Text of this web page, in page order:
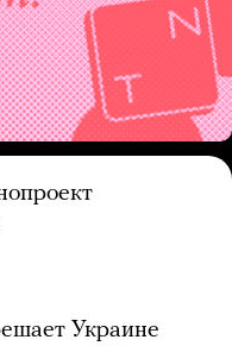
Украине